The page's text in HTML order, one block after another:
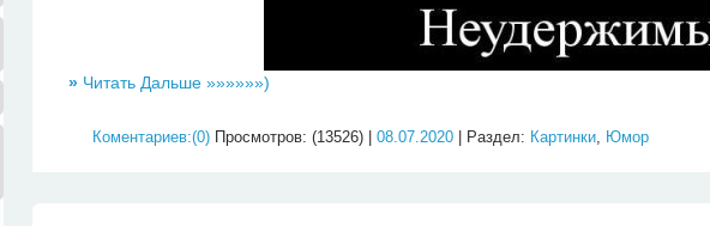
» Читать Дальше »»»»»»)
Коментариев:(0) Просмотров: (13526) |08.07.2020 | Раздел: Картинки Юмор